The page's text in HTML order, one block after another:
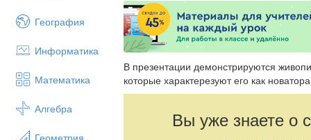
География
Информатика
Математика
Алгебра
Геометрия
В презентации демонстрируются
которые характерезуют его как
Вы уже знаете о